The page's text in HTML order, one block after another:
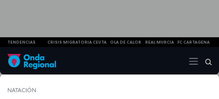
TENDENCIAS CRISIS MIGRATORIA CEUTA OLA DE CALOR REAL MURCIA FC CARTAGENA
NATACIÓN